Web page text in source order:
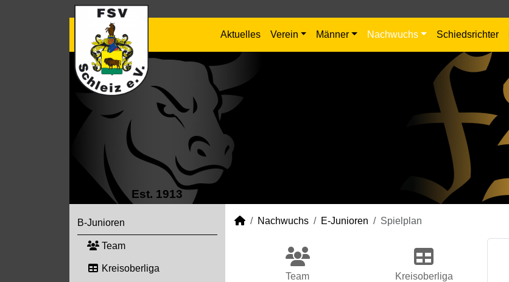
Aktuelles Verein Männer Nachwuchs Schiedsrichter
Est. 1913
B-Junioren
Team
Kreisoberliga
Nachwuchs E-Junioren Spielplan
Team Kreisoberliga